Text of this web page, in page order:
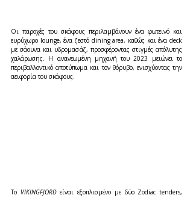
Οι παροχές του σκάφους περιλαμβάνουν ένα φωτεινό και
ευρύχωρο lounge, ένα ζεστό dining area, καθώς και ένα deck
με σάουνα και υδρομασάζ, προσφέροντας στιγμές απόλυτης
χαλάρωσης. Η ανανεωμένη μηχανή του 2023 μειώνει το
περιβαλλοντικό αποτύπωμα και τον θόρυβο, ενισχύοντας την
αειφορία του σκάφους.
Το VIKINGFJORD είναι εξοπλισμένο με δύο Zodiac tenders,